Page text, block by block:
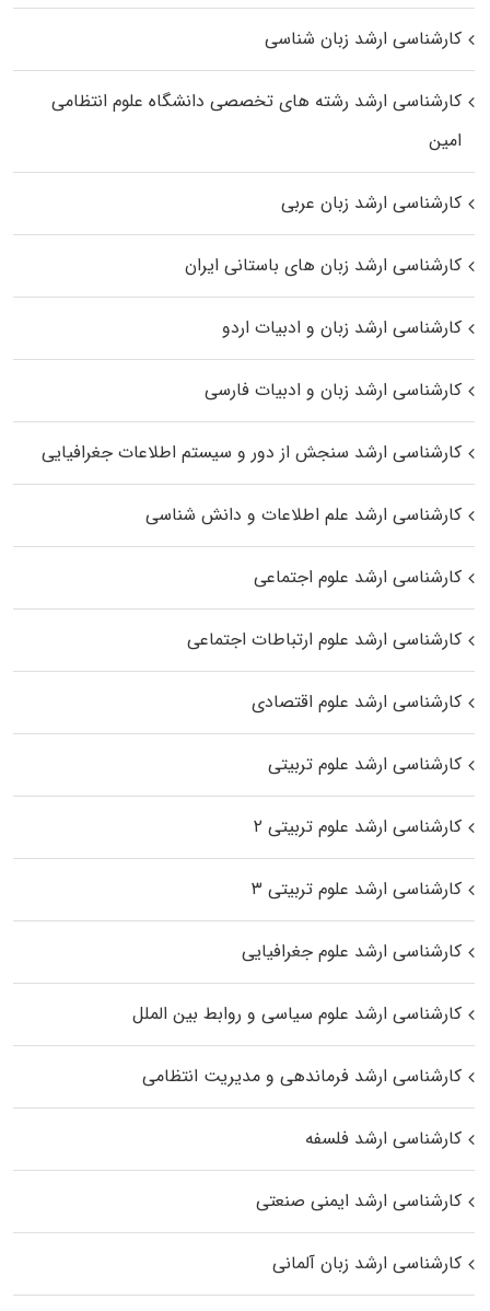
کارشناسی ارشد زبان شناسی
کارشناسی ارشد رﺷﺘﻪ ﻫﺎی تخصصی داﻧﺸﮕﺎه ﻋﻠﻮم انتظامی
اﻣﻴﻦ
کارشناسی ارشد زبان عربی
کارشناسی ارشد زبان‌ های باستانی ایران
کارشناسی ارشد زبان و ادبیات اردو
کارشناسی ارشد زبان و ادبیات فارسی
کارشناسی ارشد سنجش از دور و سیستم اطلاعات جغرافیایی
کارشناسی ارشد علم اطلاعات و دانش شناسی
کارشناسی ارشد علوم اجتماعی
کارشناسی ارشد علوم ارتباطات اجتماعی
کارشناسی ارشد علوم اقتصادی
کارشناسی ارشد علوم تربیتی
کارشناسی ارشد علوم تربیتی ۲
کارشناسی ارشد علوم تربیتی ۳
کارشناسی ارشد علوم جغرافیایی
کارشناسی ارشد علوم سیاسی و روابط بین الملل
کارشناسی ارشد فرماندهی و مدیریت انتظامی
کارشناسی ارشد فلسفه
کارشناسی ارشد ایمنی صنعتی
کارشناسی ارشد زبان آلمانی